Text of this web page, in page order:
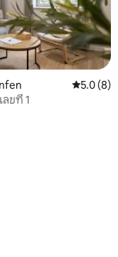
คะแนนเฉ
5.0 (8)
ลขที่ 1